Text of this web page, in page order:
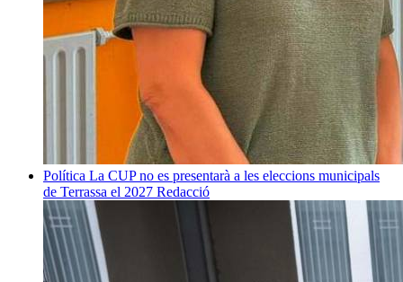
Política La CUP no es presentarà a les eleccions municipals
de Terrassa el 2027 Redacció